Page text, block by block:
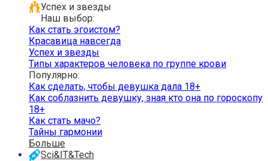
Успех и звезды
Наш выбор:
Как стать эгоистом?
Красавица навсегда
Успех и звезды
Типы характеров человека по группе крови
Популярно:
Как сделать, чтобы девушка дала 18+
Как соблазнить девушку, зная кто она по гороскопу
18+
Как стать мачо?
Тайны гармонии
Больше
Sci&IT&Tech